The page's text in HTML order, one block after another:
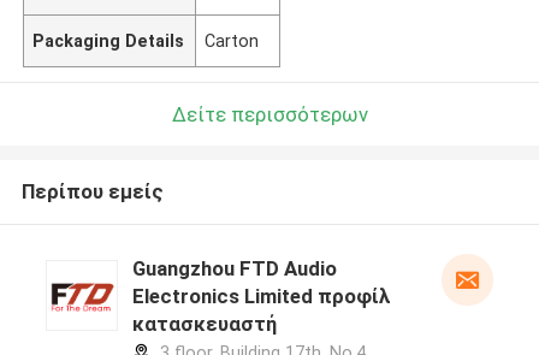
Packaging Details Carton
Δείτε περισσότερων
Περίπου εμείς
Guangzhou FTD Audio
Electronics Limited προφίλ
κατασκευαστή